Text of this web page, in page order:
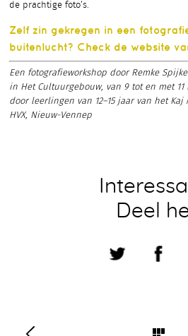
de prachtige foto’s.
Zelf zin gekregen in een
buitenlucht? Check de website
Een fotografieworkshop door Remke
in Het Cultuurgebouw, van 9 tot en met 11
door leerlingen van 12–15 jaar van het
HVX, Nieuw-Vennep
Deel